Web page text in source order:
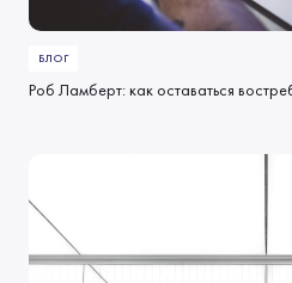
БЛОГ
Роб Ламберт: как оставаться